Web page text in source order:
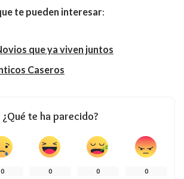
te pueden interesar:
que ya viven juntos
Caseros
¿Qué te ha parecido?
0 0 0 0